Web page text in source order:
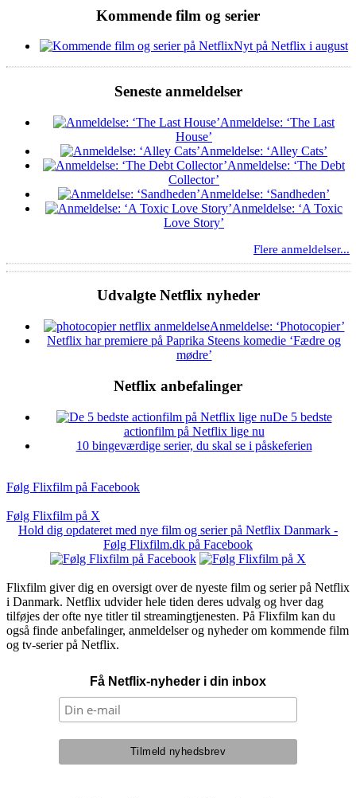
Kommende film og serier
Nyt på Netflix i august
Seneste anmeldelser
Anmeldelse: ‘The Last
House’
Anmeldelse: ‘Alley Cats’
Anmeldelse: ‘The Debt
Collector’
Anmeldelse: ‘Sandheden’
Anmeldelse: ‘A Toxic
Love Story’
Flere anmeldelser...
Udvalgte Netflix nyheder
Anmeldelse: ‘Photocopier’
Netflix har premiere på Paprika Steens komedie ‘Fædre og
mødre’
Netflix anbefalinger
De 5 bedste
actionfilm på Netflix lige nu
10 bingeværdige serier, du skal se i påskeferien
Følg Flixfilm på Facebook
Følg Flixfilm på X
Hold dig opdateret med nye film og serier på Netflix Danmark -
Følg Flixfilm.dk på Facebook
Flixfilm giver dig en oversigt over de nyeste film og serier på Netflix
i Danmark. Netflix udvider hele tiden deres udvalg og hver dag
tilføjes der ofte nye titler til streamingtjenesten. På Flixfilm kan du
også finde anbefalinger, anmeldelser og nyheder om kommende film
og tv-serier på Netflix.
Få Netflix-nyheder i din inbox